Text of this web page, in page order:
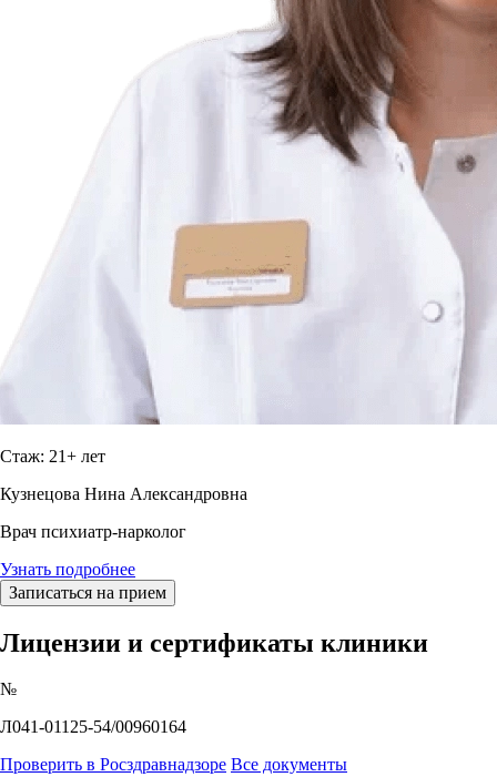
Стаж: 21+ лет
Кузнецова Нина Александровна
Врач психиатр-нарколог
Узнать подробнее
Записаться на прием
Лицензии и сертификаты клиники
№
Л041-01125-54/00960164
Проверить в Росздравнадзоре Все документы